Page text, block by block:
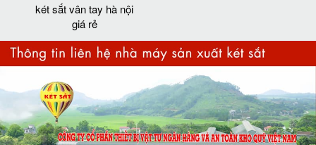
két sắt vân tay hà nội
giá rẻ